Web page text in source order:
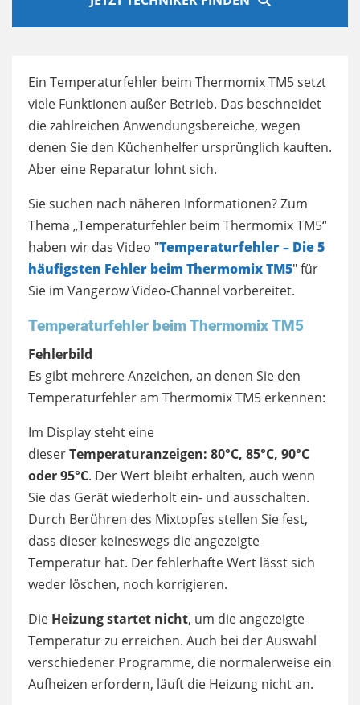
Ein Temperaturfehler beim Thermomix TM5 setzt
viele Funktionen außer Betrieb. Das beschneidet
die zahlreichen Anwendungsbereiche, wegen
denen Sie den Küchenhelfer ursprünglich kauften.
Aber eine Reparatur lohnt sich.
Sie suchen nach näheren Informationen? Zum
Thema „Temperaturfehler beim Thermomix TM5“
haben wir das Video "Temperaturfehler – Die 5
häufigsten Fehler beim Thermomix TM5" für
Sie im Vangerow Video-Channel vorbereitet.
Temperaturfehler beim Thermomix TM5
Fehlerbild
Es gibt mehrere Anzeichen, an denen Sie den
Temperaturfehler am Thermomix TM5 erkennen:
Im Display steht eine
dieserTemperaturanzeigen: 80°C, 85°C, 90°C
oder 95°C. Der Wert bleibt erhalten, auch wenn
Sie das Gerät wiederholt ein- und ausschalten.
Durch Berühren des Mixtopfes stellen Sie fest,
dass dieser keineswegs die angezeigte
Temperatur hat. Der fehlerhafte Wert lässt sich
weder löschen, noch korrigieren.
Die Heizung startet nicht, um die angezeigte
Temperatur zu erreichen. Auch bei der Auswahl
verschiedener Programme, die normalerweise ein
Aufheizen erfordern, läuft die Heizung nicht an.